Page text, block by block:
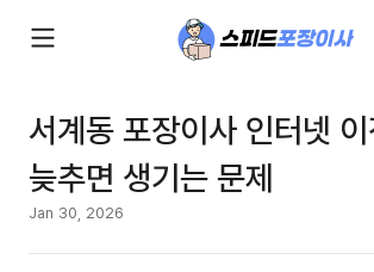
서계동 포장이사 인터넷
늦추면 생기는 문제
Jan 30, 2026